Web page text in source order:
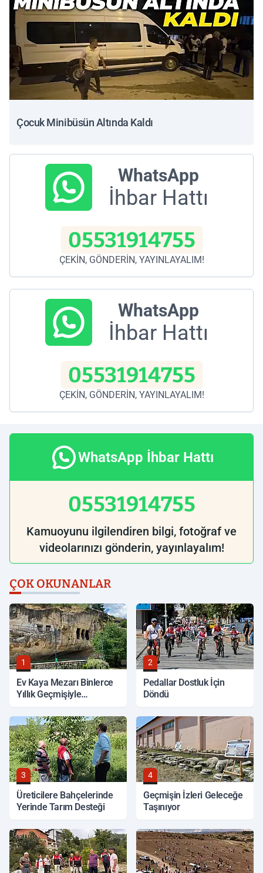
Çocuk Minibüsün Altında Kaldı
WhatsApp
İhbar Hattı
05531914755
ÇEKİN, GÖNDERİN, YAYINLAYALIM!
WhatsApp
İhbar Hattı
05531914755
ÇEKİN, GÖNDERİN, YAYINLAYALIM!
WhatsApp İhbar Hattı
05531914755
Kamuoyunu ilgilendiren bilgi, fotoğraf ve
videolarınızı gönderin, yayınlayalım!
ÇOK OKUNANLAR
1
Ev Kaya Mezarı Binlerce
Yıllık Geçmişiyle
2
Pedallar Dostluk İçin
Döndü
3
Üreticilere Bahçelerinde
Yerinde Tarım Desteği
4
Geçmişin İzleri Geleceğe
Taşınıyor